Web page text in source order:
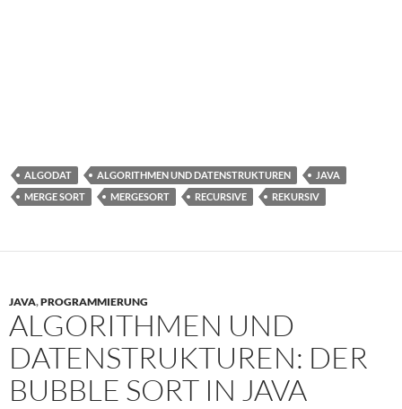
ALGODAT ALGORITHMEN UND DATENSTRUKTUREN
JAVA
MERGE SORT
MERGESORT RECURSIVE REKURSIV
JAVA,PROGRAMMIERUNG
ALGORITHMEN UND
DATENSTRUKTUREN: DER
BUBBLE SORT IN JAVA